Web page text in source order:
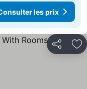
les prix
Partager